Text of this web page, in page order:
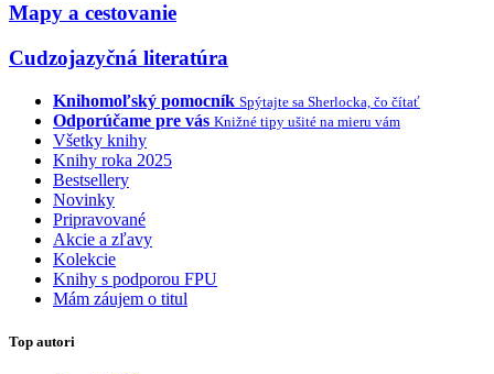
Mapy a cestovanie
Cudzojazyčná literatúra
Knihomoľský pomocník Spýtajte sa Sherlocka, čo čítať
Odporúčame pre vás Knižné tipy ušité na mieru vám
Všetky knihy
Knihy roka 2025
Bestsellery
Novinky
Pripravované
Akcie a zľavy
Kolekcie
Knihy s podporou FPU
Mám záujem o titul
Top autori